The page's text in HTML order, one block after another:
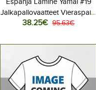
Jalkapallovaatteet Vieraspaita
MM-kisat 2026 Lyhythihainen
38.25€ 95.63€